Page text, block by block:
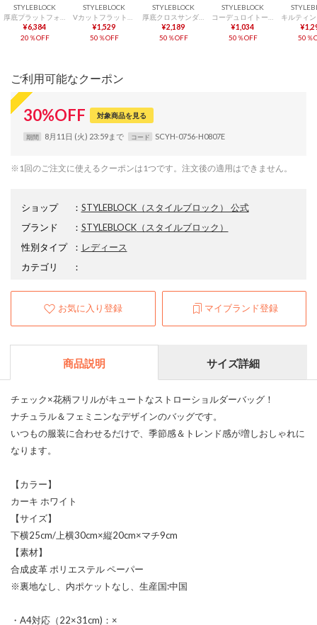
STYLEBLOCK
¥6,384
20％OFF
STYLEBLOCK
¥1,529
50％OFF
STYLEBLOCK
¥2,189
50％OFF
STYLEBLOCK
¥1,034
50％OFF
50％
ご利用可能なクーポン
30%OFF 対象商品を見る
期間 8月11日 (火) 23:59まで コード SCYH-0756-H0807E
※1回のご注文に使えるクーポンは1つです。注文後の適用はできません。
ショップ ： STYLEBLOCK（スタイルブロック） 公式
ブランド
： STYLEBLOCK（スタイルブロック）
性別タイプ
： レディース
カテゴリ
：
お気に入り登録 マイブランド登録
商品説明 サイズ詳細
チェック×花柄フリルがキュートなストローショルダーバッグ！
ナチュラル＆フェミニンなデザインのバッグです。
いつもの服装に合わせるだけで、季節感＆トレンド感が増しおしゃれに
なります。
【カラー】
カーキ ホワイト
【サイズ】
下横25cm/上横30cm×縦20cm×マチ9cm
【素材】
合成皮革 ポリエステル ペーパー
※裏地なし、内ポケットなし、生産国:中国
・A4対応（22×31cm)：×